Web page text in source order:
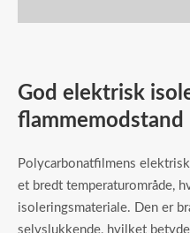
God elektrisk
flammemodstand
Polycarbonatfilmens
et bredt temperaturområde,
isoleringsmateriale. Den er
selvslukkende, hvilket